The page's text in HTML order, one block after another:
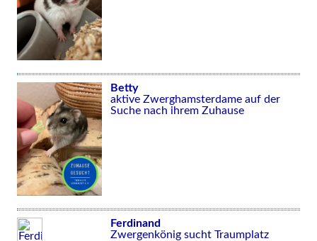
Betty
aktive Zwerghamsterdame auf der
Suche nach ihrem Zuhause
Ferdinand
Zwergenkönig sucht Traumplatz